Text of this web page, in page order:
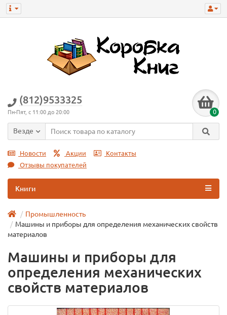
(812)9533325
Пн-Пят, с 11:00 до 20:00 0
Везде
Новости Акции
Контакты
Отзывы покупателей
Книги
Промышленность
Машины и приборы для определения механических свойств
материалов
Машины и приборы для
определения механических
свойств материалов